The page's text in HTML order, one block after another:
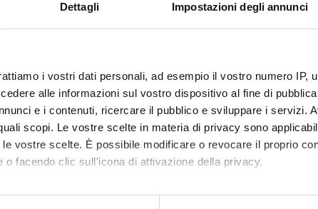
Dettagli Impostazioni degli annunci
i vostri dati personali, ad esempio il vostro numero IP,
alle informazioni sul vostro dispositivo al fine di
e i contenuti, ricercare il pubblico e sviluppare i servizi.
scopi. Le vostre scelte in materia di privacy sono
vostre scelte. È possibile modificare o revocare il proprio
o facendo clic sull'icona di attivazione della privacy.
anche: